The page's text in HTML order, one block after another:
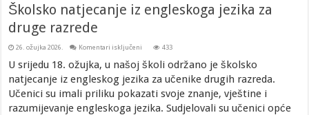
Školsko natjecanje iz engleskoga jezika za
druge razrede
26. ožujka 2026. Komentari isključeni
natjecanje
iz
engleskoga
jezika
za
druge
razrede
433
U srijedu 18. ožujka, u našoj školi održano je školsko
natjecanje iz engleskog jezika za učenike drugih razreda.
Učenici su imali priliku pokazati svoje znanje, vještine i
razumijevanje engleskoga jezika. Sudjelovali su učenici opće